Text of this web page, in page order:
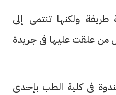
ولكنها تنتمى إلى
من علقت عليها فى جريدة
فى كلية الطب بإحدى